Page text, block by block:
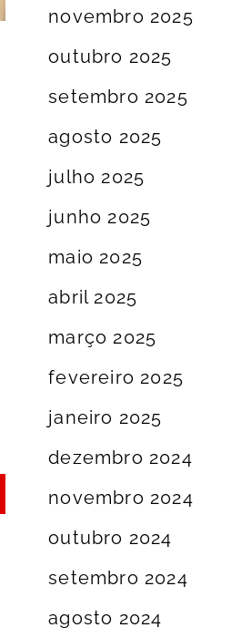
novembro 2025
outubro 2025
setembro 2025
agosto 2025
julho 2025
junho 2025
maio 2025
abril 2025
março 2025
fevereiro 2025
janeiro 2025
dezembro 2024
novembro 2024
outubro 2024
setembro 2024
agosto 2024